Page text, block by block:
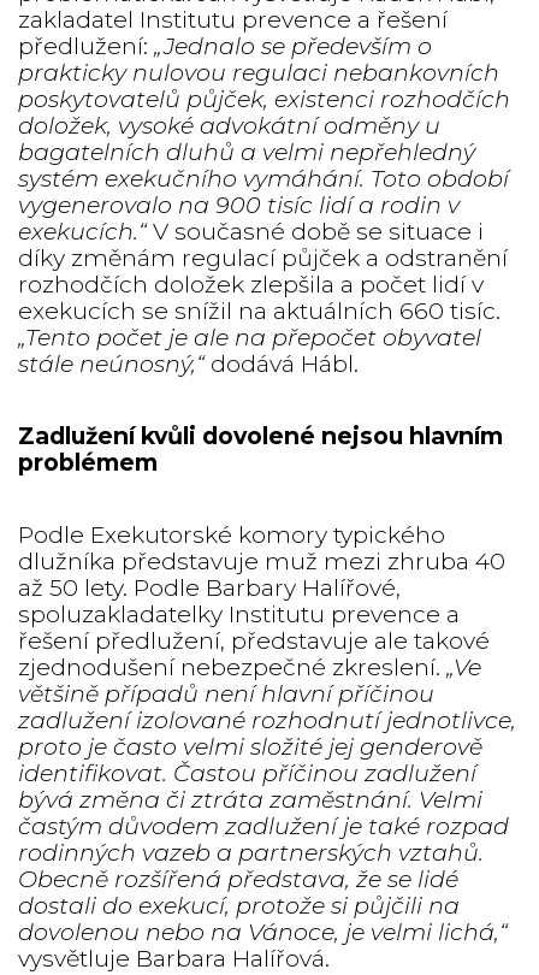
zakladatel Institutu prevence a řešení
předlužení:„Jednalo se především o
prakticky nulovou regulaci nebankovních
poskytovatelů půjček, existenci rozhodčích
doložek, vysoké advokátní odměny u
bagatelních dluhů a velmi nepřehledný
systém exekučního vymáhání. Toto období
vygenerovalo na 900 tisíc lidí a rodin v
exekucích.“V současné době se situace i
díky změnám regulací půjček a odstranění
rozhodčích doložek zlepšila a počet lidí v
exekucích se snížil na aktuálních 660 tisíc.
„Tento počet je ale na přepočet obyvatel
stále neúnosný,“dodává Hábl.
Zadlužení kvůli dovolené nejsou hlavním
problémem
Podle Exekutorské komory typického
dlužníka představuje muž mezi zhruba 40
až 50 lety. Podle Barbary Halířové,
spoluzakladatelky Institutu prevence a
řešení předlužení, představuje ale takové
zjednodušení nebezpečné zkreslení.„Ve
většině případů není hlavní příčinou
zadlužení izolované rozhodnutí jednotlivce,
proto je často velmi složité jej genderově
identifikovat. Častou příčinou zadlužení
bývá změna či ztráta zaměstnání. Velmi
častým důvodem zadlužení je také rozpad
rodinných vazeb a partnerských vztahů.
Obecně rozšířená představa, že se lidé
dostali do exekucí, protože si půjčili na
dovolenou nebo na Vánoce, je velmi lichá,“
vysvětluje Barbara Halířová.